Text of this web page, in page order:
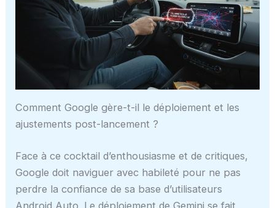
Comment Google gère-t-il le déploiement et les
ajustements post-lancement ?
Face à ce cocktail d’enthousiasme et de critiques,
Google doit naviguer avec habileté pour ne pas
perdre la confiance de sa base d’utilisateurs
Android Auto. Le déploiement de Gemini se fait